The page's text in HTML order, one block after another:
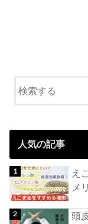
人気の記事
え
メ
頭